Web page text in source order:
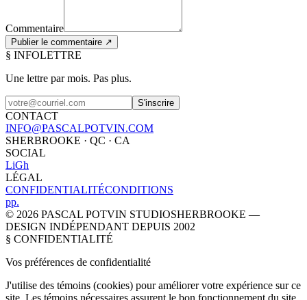
Commentaire
Publier le commentaire ↗
§ INFOLETTRE
Une lettre par mois. Pas plus.
S'inscrire
CONTACT
INFO@PASCALPOTVIN.COM
SHERBROOKE · QC · CA
SOCIAL
LiGh
LÉGAL
CONFIDENTIALITÉCONDITIONS
pp.
© 2026 PASCAL POTVIN STUDIOSHERBROOKE —
DESIGN INDÉPENDANT DEPUIS 2002
§ CONFIDENTIALITÉ
Vos préférences de confidentialité
J'utilise des témoins (cookies) pour améliorer votre expérience sur ce
site. Les témoins nécessaires assurent le bon fonctionnement du site.